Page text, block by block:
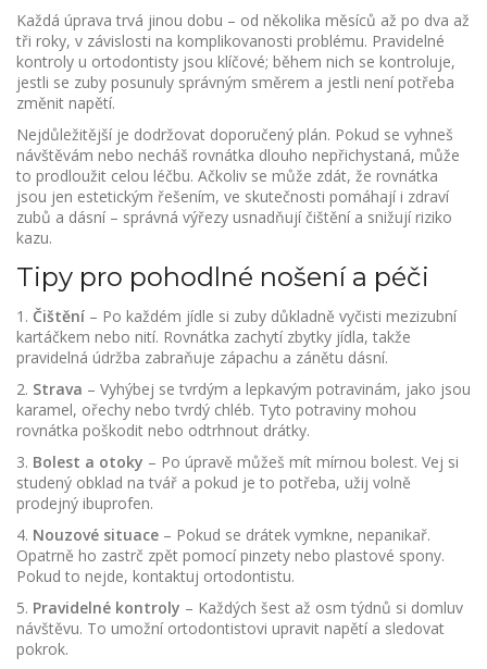
Každá úprava trvá jinou dobu – od několika měsíců až po dva až
tři roky, v závislosti na komplikovanosti problému. Pravidelné
kontroly u ortodontisty jsou klíčové; během nich se kontroluje,
jestli se zuby posunuly správným směrem a jestli není potřeba
změnit napětí.
Nejdůležitější je dodržovat doporučený plán. Pokud se vyhneš
návštěvám nebo necháš rovnátka dlouho nepřichystaná, může
to prodloužit celou léčbu. Ačkoliv se může zdát, že rovnátka
jsou jen estetickým řešením, ve skutečnosti pomáhají i zdraví
zubů a dásní – správná výřezy usnadňují čištění a snižují riziko
kazu.
Tipy pro pohodlné nošení a péči
1. Čištění – Po každém jídle si zuby důkladně vyčisti mezizubní
kartáčkem nebo nití. Rovnátka zachytí zbytky jídla, takže
pravidelná údržba zabraňuje zápachu a zánětu dásní.
2. Strava – Vyhýbej se tvrdým a lepkavým potravinám, jako jsou
karamel, ořechy nebo tvrdý chléb. Tyto potraviny mohou
rovnátka poškodit nebo odtrhnout drátky.
3. Bolest a otoky – Po úpravě můžeš mít mírnou bolest. Vej si
studený obklad na tvář a pokud je to potřeba, užij volně
prodejný ibuprofen.
4. Nouzové situace – Pokud se drátek vymkne, nepanikař.
Opatrně ho zastrč zpět pomocí pinzety nebo plastové spony.
Pokud to nejde, kontaktuj ortodontistu.
5. Pravidelné kontroly – Každých šest až osm týdnů si domluv
návštěvu. To umožní ortodontistovi upravit napětí a sledovat
pokrok.